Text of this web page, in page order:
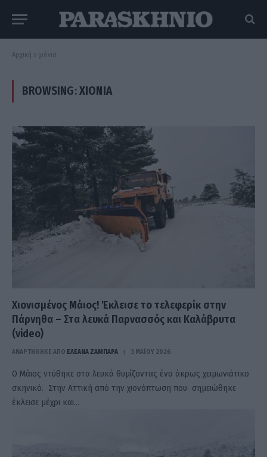
Αρχική » χιόνια
BROWSING:ΧΙΌΝΙΑ
Xιονισμένος Μάιος! Έκλεισε το τελεφερίκ στην
Πάρνηθα – Στα λευκά Παρνασσός και Καλάβρυτα
(video)
ΑΝΑΡΤΗΘΗΚΕ ΑΠΟ ΕΛΕΑΝΑ ΖΑΜΠΑΡΑ 3 ΜΑΪ́ΟΥ 2026
Ο Μάιος ντύθηκε στα λευκά θυμίζοντας ένα άκρως χειμωνιάτικο
σκηνικό. Στην Αττική από την χιονόπτωση που σημειώθηκε
έκλεισε μέχρι και…